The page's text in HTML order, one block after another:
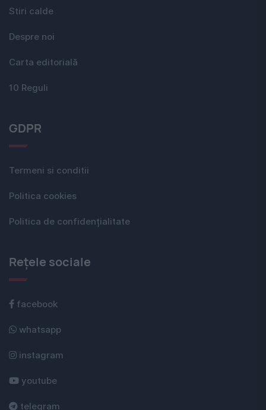
Stiri calde
Despre noi
Carta editorială
10 Reguli
GDPR
Termeni si conditii
Politica cookies
Politica de confidențialitate
Rețele sociale
facebook
whatsapp
instagram
youtube
telegram